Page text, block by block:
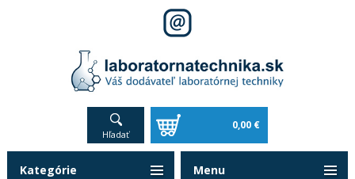
Hľadať
0,00 €
Kategórie Menu